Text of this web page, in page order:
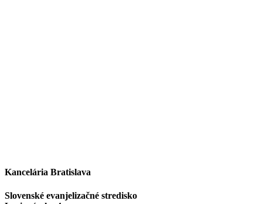
Kancelária Bratislava
Slovenské evanjelizačné stredisko